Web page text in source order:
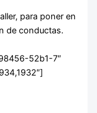
para poner en
de conductas.
52b1-7″